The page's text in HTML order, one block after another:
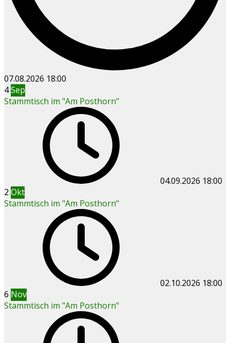
07.08.2026 18:00
4Sep
Stammtisch im "Am Posthorn"
04.09.2026 18:00
2 Okt
Stammtisch im "Am Posthorn"
02.10.2026 18:00
6 Nov
Stammtisch im "Am Posthorn"